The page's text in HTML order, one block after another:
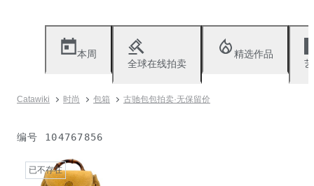
本周
全球在线拍卖
精选作品
Catawiki 时尚 包箱 古驰包包拍卖·无保留价
编号 104767856
已不存在